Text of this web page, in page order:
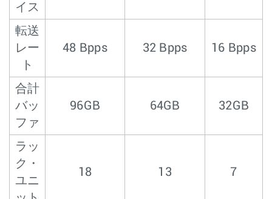
イス
転送
レー
ト
48 Bpps 32 Bpps 16 Bpps
合計
バッ
ファ
96GB 64GB 32GB
ラッ
ク・
ユニ
18 13 7